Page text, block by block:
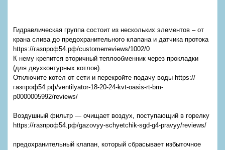
Гидравлическая группа состоит из нескольких элементов – от
крана слива до предохранительного клапана и датчика протока
https://газпроф54.рф/customerreviews/1002/0
К нему крепится вторичный теплообменник через прокладки
(для двухконтурных котлов).
Отключите котел от сети и перекройте подачу воды https://
газпроф54.рф/ventilyator-18-20-24-kvt-oasis-rt-bm-
p0000005992/reviews/
Воздушный фильтр — очищает воздух, поступающий в горелку
https://газпроф54.рф/gazovyy-schyetchik-sgd-g4-pravyy/reviews/
предохранительный клапан, который сбрасывает избыточное